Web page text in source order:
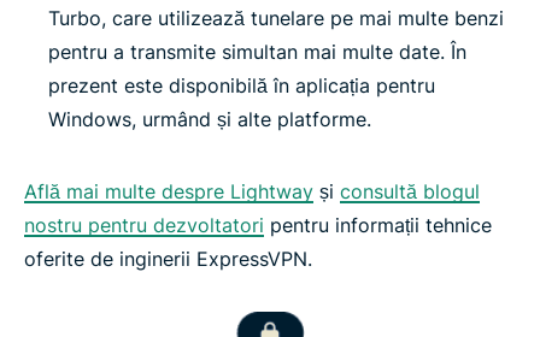
Turbo, care utilizează tunelare pe mai multe benzi
pentru a transmite simultan mai multe date. În
prezent este disponibilă în aplicația pentru
Windows, urmând și alte platforme.
Află mai multe despre Lightway și consultă blogul
nostru pentru dezvoltatori pentru informații tehnice
oferite de inginerii ExpressVPN.